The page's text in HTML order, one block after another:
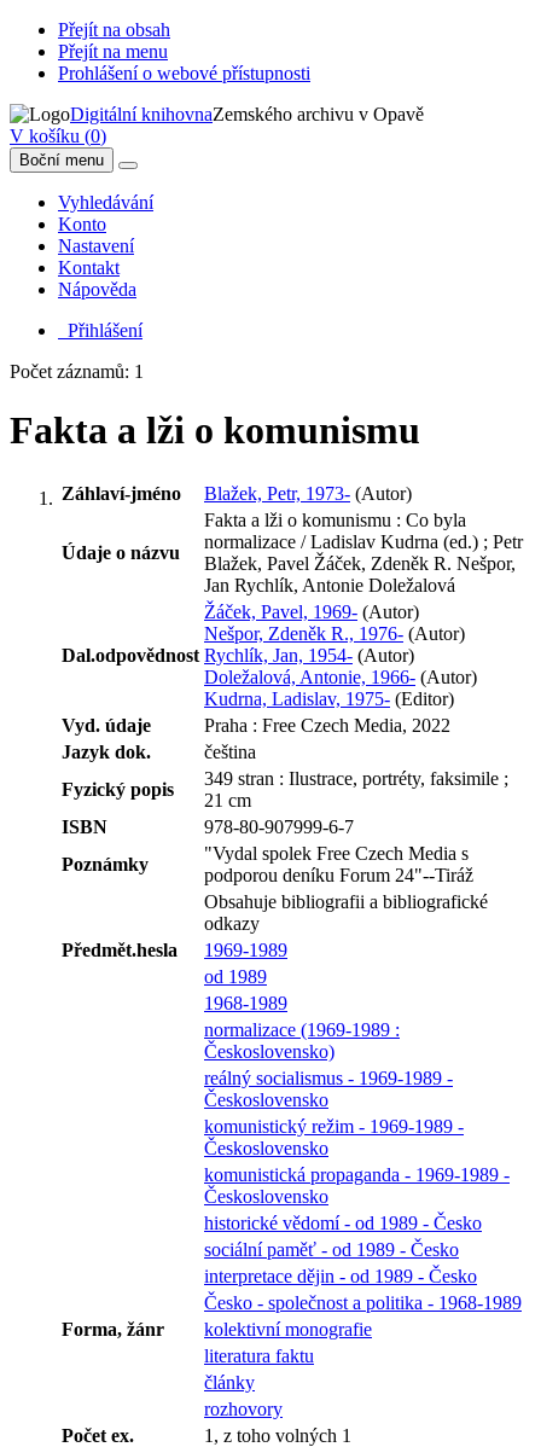
Přejít na obsah
Přejít na menu
Prohlášení o webové přístupnosti
Digitální knihovnaZemského archivu v Opavě
V košíku (0)
Boční menu
Vyhledávání
Konto
Nastavení
Kontakt
Nápověda
Přihlášení
Počet záznamů: 1
Fakta a lži o komunismu
Záhlaví-jméno Blažek, Petr, 1973- (Autor)
Údaje o názvu
Fakta a lži o komunismu : Co byla
normalizace / Ladislav Kudrna (ed.) ; Petr
Blažek, Pavel Žáček, Zdeněk R. Nešpor,
Jan Rychlík, Antonie Doležalová
Dal.odpovědnost
Žáček, Pavel, 1969- (Autor)
Nešpor, Zdeněk R., 1976- (Autor)
Rychlík, Jan, 1954- (Autor)
Doležalová, Antonie, 1966- (Autor)
Kudrna, Ladislav, 1975- (Editor)
Vyd. údaje
Praha : Free Czech Media, 2022
Jazyk dok.
čeština
Fyzický popis
349 stran : Ilustrace, portréty, faksimile ;
21 cm
ISBN
978-80-907999-6-7
Poznámky
"Vydal spolek Free Czech Media s
podporou deníku Forum 24"--Tiráž
Obsahuje bibliografii a bibliografické
odkazy
Předmět.hesla
1969-1989
od 1989
1968-1989
normalizace (1969-1989 :
Československo)
reálný socialismus - 1969-1989 -
Československo
komunistický režim - 1969-1989 -
Československo
komunistická propaganda - 1969-1989 -
Československo
historické vědomí - od 1989 - Česko
sociální paměť - od 1989 - Česko
interpretace dějin - od 1989 - Česko
Česko - společnost a politika - 1968-1989
Forma, žánr
kolektivní monografie
literatura faktu
články
rozhovory
Počet ex.
1, z toho volných 1